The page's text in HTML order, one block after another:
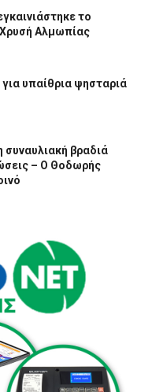
το
Αλμωπίας
υπαίθρια ψησταριά
βραδιά
– Ο Θοδωρής